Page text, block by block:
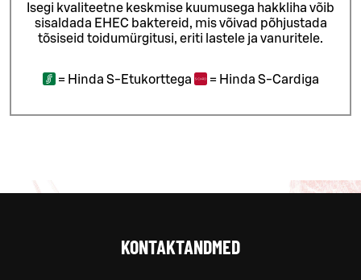
Isegi kvaliteetne keskmise kuumusega hakkliha võib
sisaldada EHEC baktereid, mis võivad põhjustada
tõsiseid toidumürgitusi, eriti lastele ja vanuritele.
= Hinda S-Etukorttega = Hinda S-Cardiga
KONTAKTANDMED